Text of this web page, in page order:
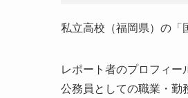
私立高校（福岡県）の「
レポート者のプロフィー
公務員としての職業・勤